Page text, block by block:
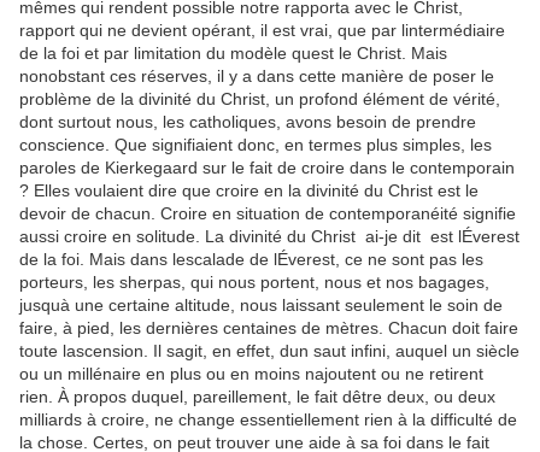
mêmes qui rendent possible notre rapporta avec le Christ,
rapport qui ne devient opérant, il est vrai, que par lintermédiaire
de la foi et par limitation du modèle quest le Christ. Mais
nonobstant ces réserves, il y a dans cette manière de poser le
problème de la divinité du Christ, un profond élément de vérité,
dont surtout nous, les catholiques, avons besoin de prendre
conscience. Que signifiaient donc, en termes plus simples, les
paroles de Kierkegaard sur le fait de croire dans le contemporain
? Elles voulaient dire que croire en la divinité du Christ est le
devoir de chacun. Croire en situation de contemporanéité signifie
aussi croire en solitude. La divinité du Christ  ai-je dit  est lÉverest
de la foi. Mais dans lescalade de lÉverest, ce ne sont pas les
porteurs, les sherpas, qui nous portent, nous et nos bagages,
jusquà une certaine altitude, nous laissant seulement le soin de
faire, à pied, les dernières centaines de mètres. Chacun doit faire
toute lascension. Il sagit, en effet, dun saut infini, auquel un siècle
ou un millénaire en plus ou en moins najoutent ou ne retirent
rien. À propos duquel, pareillement, le fait dêtre deux, ou deux
milliards à croire, ne change essentiellement rien à la difficulté de
la chose. Certes, on peut trouver une aide à sa foi dans le fait